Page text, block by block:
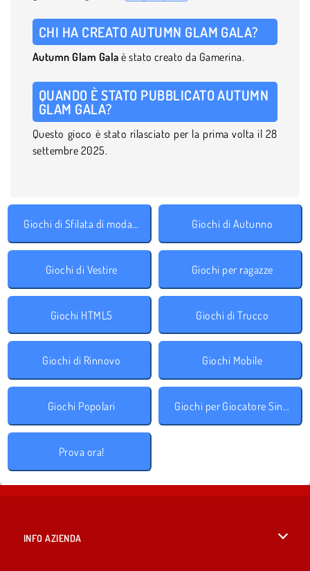
CHI HA CREATO AUTUMN GLAM GALA?
Autumn Glam Gala è stato creato da Gamerina.
QUANDO È STATO PUBBLICATO AUTUMN
GLAM GALA?
Questo gioco è stato rilasciato per la prima volta il 28
settembre 2025.
Giochi di Sfilata di moda accessori Giochi di Autunno
Giochi di Vestire Giochi per ragazze
Giochi HTML5 Giochi di Trucco
Giochi di Rinnovo Giochi Mobile
Giochi Popolari Giochi per Giocatore Singolo
Prova ora!
INFO AZIENDA